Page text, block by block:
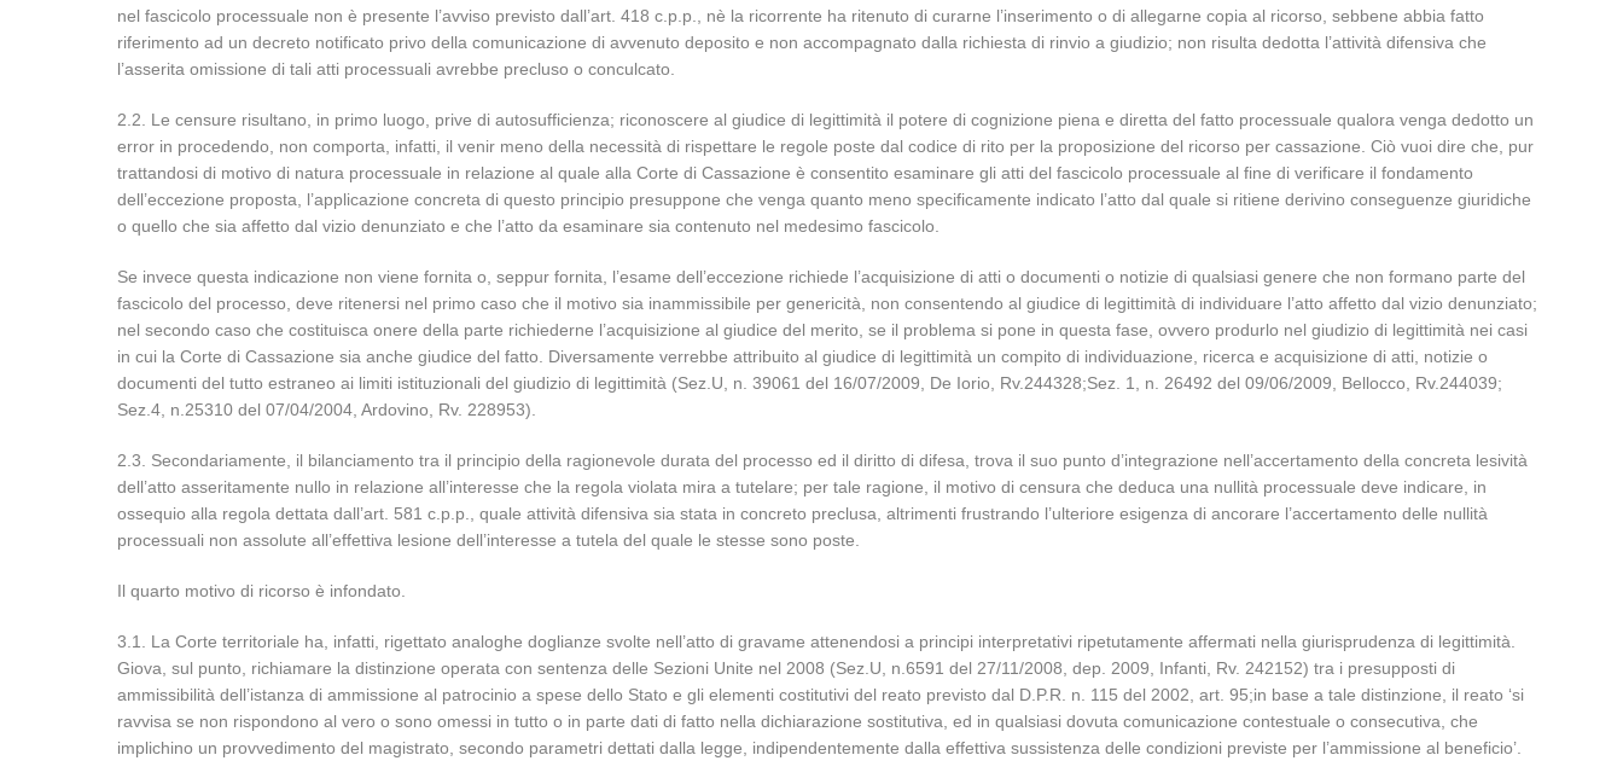
nel fascicolo processuale non è presente l’avviso previsto dall’art. 418 c.p.p., nè la ricorrente ha ritenuto di curarne l’inserimento o di allegarne copia al ricorso, sebbene abbia fatto
riferimento ad un decreto notificato privo della comunicazione di avvenuto deposito e non accompagnato dalla richiesta di rinvio a giudizio; non risulta dedotta l’attività difensiva che
l’asserita omissione di tali atti processuali avrebbe precluso o conculcato.
2.2. Le censure risultano, in primo luogo, prive di autosufficienza; riconoscere al giudice di legittimità il potere di cognizione piena e diretta del fatto processuale qualora venga dedotto un
error in procedendo, non comporta, infatti, il venir meno della necessità di rispettare le regole poste dal codice di rito per la proposizione del ricorso per cassazione. Ciò vuoi dire che, pur
trattandosi di motivo di natura processuale in relazione al quale alla Corte di Cassazione è consentito esaminare gli atti del fascicolo processuale al fine di verificare il fondamento
dell’eccezione proposta, l’applicazione concreta di questo principio presuppone che venga quanto meno specificamente indicato l’atto dal quale si ritiene derivino conseguenze giuridiche
o quello che sia affetto dal vizio denunziato e che l’atto da esaminare sia contenuto nel medesimo fascicolo.
Se invece questa indicazione non viene fornita o, seppur fornita, l’esame dell’eccezione richiede l’acquisizione di atti o documenti o notizie di qualsiasi genere che non formano parte del
fascicolo del processo, deve ritenersi nel primo caso che il motivo sia inammissibile per genericità, non consentendo al giudice di legittimità di individuare l’atto affetto dal vizio denunziato;
nel secondo caso che costituisca onere della parte richiederne l’acquisizione al giudice del merito, se il problema si pone in questa fase, ovvero produrlo nel giudizio di legittimità nei casi
in cui la Corte di Cassazione sia anche giudice del fatto. Diversamente verrebbe attribuito al giudice di legittimità un compito di individuazione, ricerca e acquisizione di atti, notizie o
documenti del tutto estraneo ai limiti istituzionali del giudizio di legittimità (Sez.U, n. 39061 del 16/07/2009, De Iorio, Rv.244328;Sez. 1, n. 26492 del 09/06/2009, Bellocco, Rv.244039;
Sez.4, n.25310 del 07/04/2004, Ardovino, Rv. 228953).
2.3. Secondariamente, il bilanciamento tra il principio della ragionevole durata del processo ed il diritto di difesa, trova il suo punto d’integrazione nell’accertamento della concreta lesività
dell’atto asseritamente nullo in relazione all’interesse che la regola violata mira a tutelare; per tale ragione, il motivo di censura che deduca una nullità processuale deve indicare, in
ossequio alla regola dettata dall’art. 581 c.p.p., quale attività difensiva sia stata in concreto preclusa, altrimenti frustrando l’ulteriore esigenza di ancorare l’accertamento delle nullità
processuali non assolute all’effettiva lesione dell’interesse a tutela del quale le stesse sono poste.
Il quarto motivo di ricorso è infondato.
3.1. La Corte territoriale ha, infatti, rigettato analoghe doglianze svolte nell’atto di gravame attenendosi a principi interpretativi ripetutamente affermati nella giurisprudenza di legittimità.
Giova, sul punto, richiamare la distinzione operata con sentenza delle Sezioni Unite nel 2008 (Sez.U, n.6591 del 27/11/2008, dep. 2009, Infanti, Rv. 242152) tra i presupposti di
ammissibilità dell’istanza di ammissione al patrocinio a spese dello Stato e gli elementi costitutivi del reato previsto dal D.P.R. n. 115 del 2002, art. 95;in base a tale distinzione, il reato ‘si
ravvisa se non rispondono al vero o sono omessi in tutto o in parte dati di fatto nella dichiarazione sostitutiva, ed in qualsiasi dovuta comunicazione contestuale o consecutiva, che
implichino un provvedimento del magistrato, secondo parametri dettati dalla legge, indipendentemente dalla effettiva sussistenza delle condizioni previste per l’ammissione al beneficio’.